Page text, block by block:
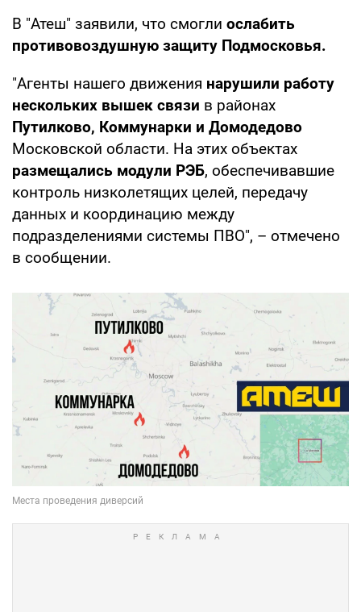
В "Атеш" заявили, что смогли ослабить
противовоздушную защиту Подмосковья.
"Агенты нашего движения нарушили работу
нескольких вышек связи в районах
Путилково, Коммунарки и Домодедово
Московской области. На этих объектах
размещались модули РЭБ, обеспечивавшие
контроль низколетящих целей, передачу
данных и координацию между
подразделениями системы ПВО", – отмечено
в сообщении.